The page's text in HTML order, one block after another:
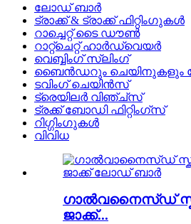
ലോഡ് ബാർ
ട്രാക്ക് & ട്രാക്ക് ഫിറ്റിംഗുകൾ
റാച്ചെറ്റ് ടൈ ഡൗൺ
റാറ്റ്ചെറ്റ് ഹാർഡ്‌വെയർ
വെബ്ബിംഗ് സ്ലിംഗ്
ബൈൻഡറും
ടവിംഗ് ചെയിൻസ്
ട്രെയിലർ വിഞ്ച്സ്
ട്രക്ക് ബോഡി ഫിറ്റിംഗ്സ്
റിഗ്ഗിംഗുകൾ
വിവിധ
ഗാൽവനൈസ്ഡ്
ജാക്ക്...